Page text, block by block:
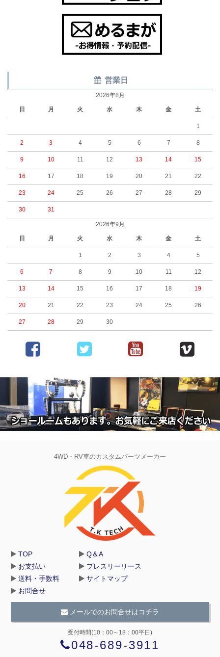
営業日
2026年8月
日 月 火 水 木 金 土
1
2 3 4 5 6 7 8
9 10 11 12 13 14 15
16 17 18 19 20 21 22
23 24 25 26 27 28 29
30 31
2026年9月
日 月 火 水 木 金 土
1 2 3 4 5
6 7 8 9 10 11 12
13 14 15 16 17 18 19
20 21 22 23 24 25 26
27 28 29 30
4WD・RV車のカスタムパーツメーカー
TOP
お支払い
送料・手数料
お問合せ
Q＆A
プレスリーリース
サイトマップ
メールでのお問合せはコチラ
受付時間(10：00～18：00平日)
048-689-3911